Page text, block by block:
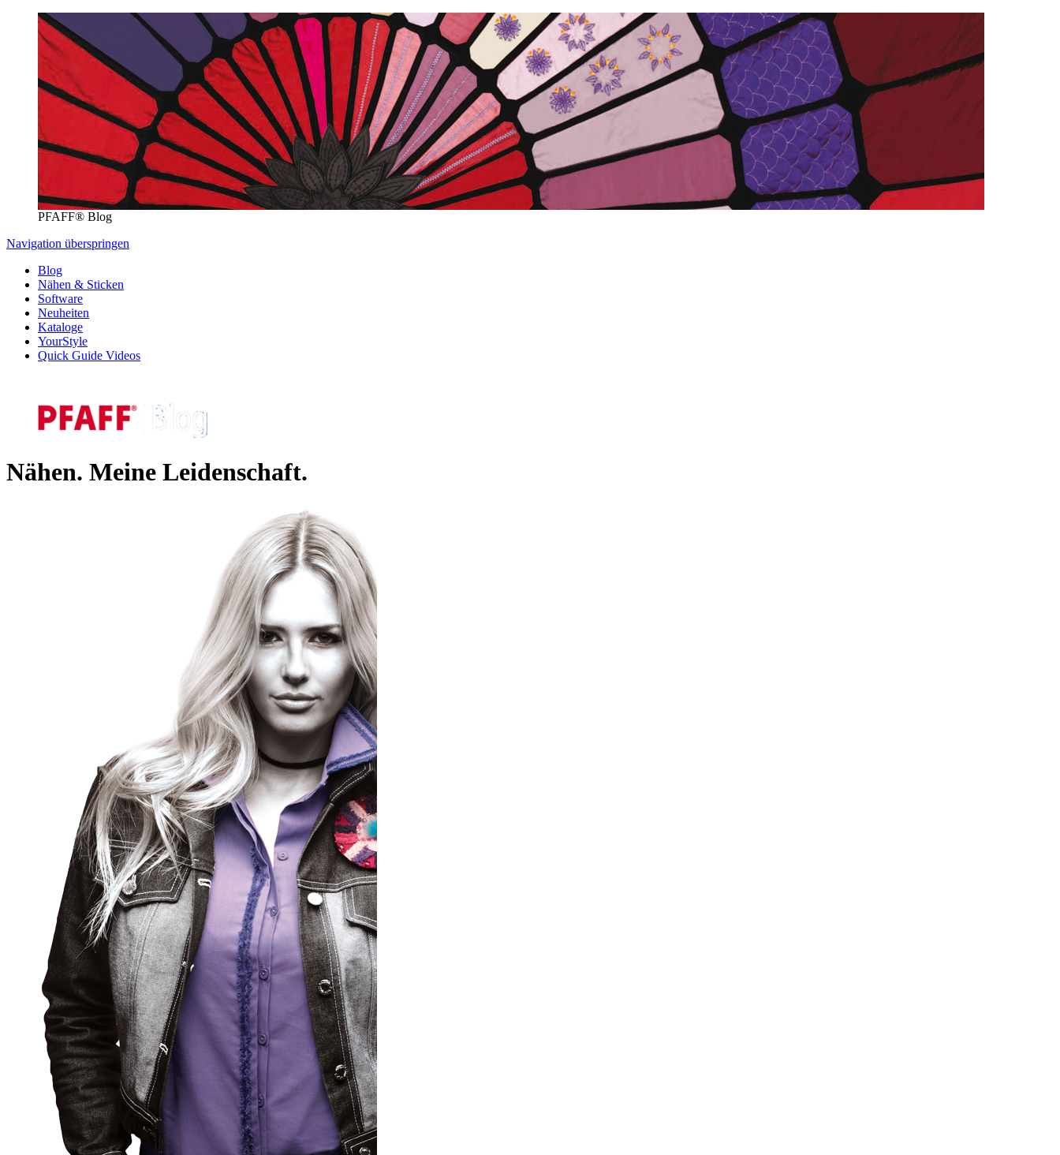
PFAFF® Blog
Navigation überspringen
Blog
Nähen & Sticken
Software
Neuheiten
Kataloge
YourStyle
Quick Guide Videos
Nähen. Meine Leidenschaft.